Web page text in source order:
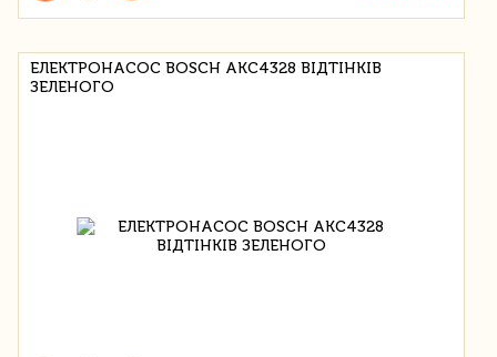
ЕЛЕКТРОНАСОС BOSCH AKC4328 ВІДТІНКІВ
ЗЕЛЕНОГО